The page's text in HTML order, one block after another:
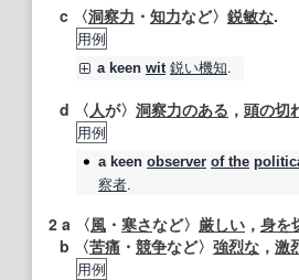
c 〈洞察力 ・ 知力など〉 鋭敏な.
用例
a keen wit 鋭い機知.
d 〈 人が〉 洞察力のある ， 頭の切
用例
a keen observer of the
察者.
2 a 〈風 ・ 寒さなど〉 厳しい ， 身を
b 〈苦痛 ・ 競争など〉 強烈な ， 激
用例